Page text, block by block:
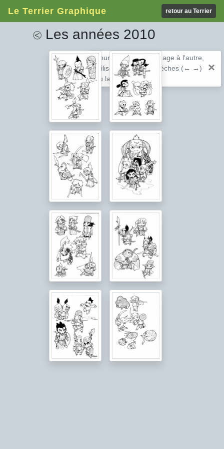
Le Terrier Graphique retour au Terrier
Pour passer d'une image à l'autre,
utilisez les touches fléches (← →)
ou la barre espace
×
⧀Les années 2010